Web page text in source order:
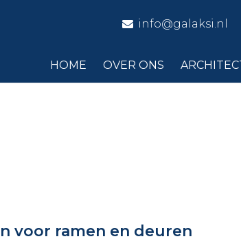
info@galaksi.nl
HOME OVER ONS
voor ramen en deuren